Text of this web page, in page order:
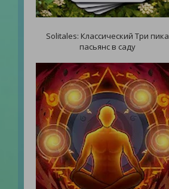
Solitales: Классический Три пика
пасьянс в саду